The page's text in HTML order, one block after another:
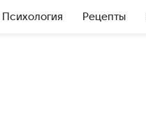
Психология Рецепты